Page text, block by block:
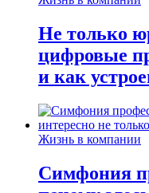
Не только
цифровые
и как
Жизнь в компании
Симфония